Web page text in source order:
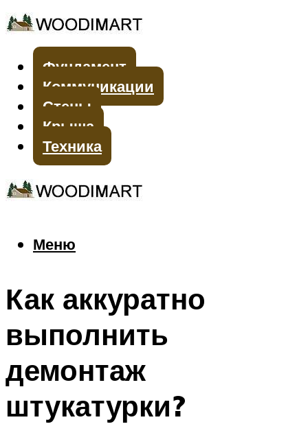
Фундамент
Коммуникации
Стены
Крыша
Техника
Меню
Меню
Как аккуратно
выполнить
демонтаж
штукатурки?